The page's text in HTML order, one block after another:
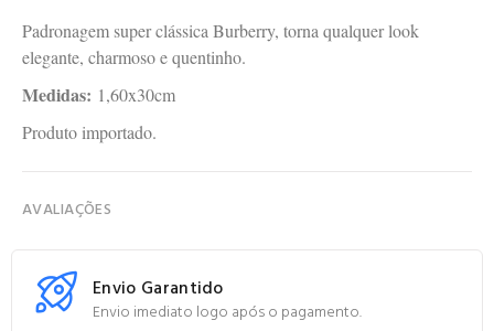
Padronagem super clássica Burberry, torna qualquer look
elegante, charmoso e quentinho.
Medidas: 1,60x30cm
Produto importado.
AVALIAÇÕES
Envio Garantido
Envio imediato logo após o pagamento.